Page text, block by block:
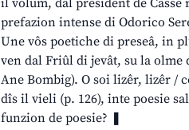
il volum, dal president de
prefazion intense di Odorico
Une vôs poetiche di preseâ, in
ven dal Friûl di jevât, su la olme
Ane Bombig). O soi lizêr, lizêr /
dîs il vieli (p. 126), inte poesie
funzion de poesie? ❚